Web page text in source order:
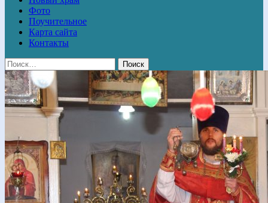
Фото
Поучительное
Карта сайта
Контакты